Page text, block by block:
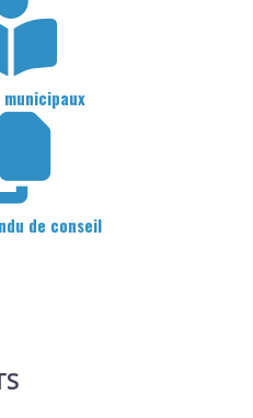
de conseil